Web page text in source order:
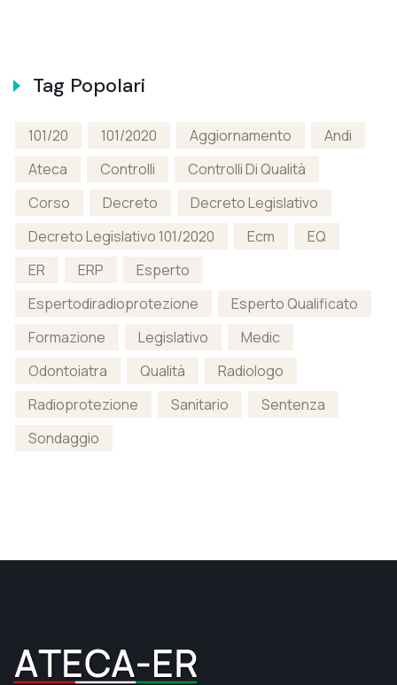
Tag Popolari
101/20 101/2020 Aggiornamento
Andi
Ateca
Controlli
Controlli Di Qualità
Corso
Decreto
Decreto Legislativo
Decreto Legislativo 101/2020
Ecm
EQ
ER
ERP
Esperto
Espertodiradioprotezione
Esperto Qualificato
Formazione
Legislativo
Medic
Odontoiatra
Qualità
Radiologo
Radioprotezione
Sanitario
Sentenza
Sondaggio